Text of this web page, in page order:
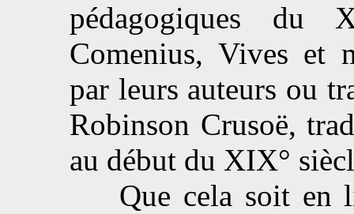
pédagogiques
Comenius, Vives et
par leurs auteurs ou
Robinson Crusoë,
au début du XIX°
Que cela soit en